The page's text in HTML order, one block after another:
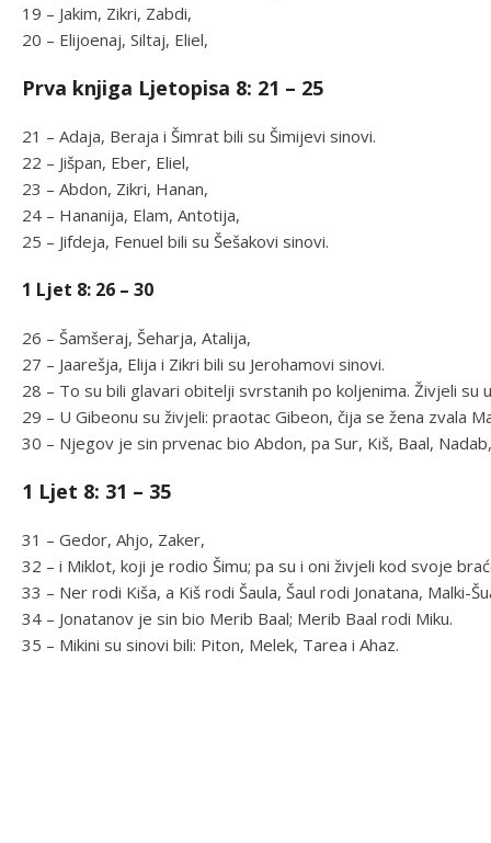
19 – Jakim, Zikri, Zabdi,
20 – Elijoenaj, Siltaj, Eliel,
Prva knjiga Ljetopisa 8: 21 – 25
21 – Adaja, Beraja i Šimrat bili su Šimijevi sinovi.
22 – Jišpan, Eber, Eliel,
23 – Abdon, Zikri, Hanan,
24 – Hananija, Elam, Antotija,
25 – Jifdeja, Fenuel bili su Šešakovi sinovi.
1 Ljet 8: 26 – 30
26 – Šamšeraj, Šeharja, Atalija,
27 – Jaarešja, Elija i Zikri bili su Jerohamovi sinovi.
28 – To su bili glavari obitelji svrstanih po koljenima. Živjeli su
29 – U Gibeonu su živjeli: praotac Gibeon, čija se žena zvala
30 – Njegov je sin prvenac bio Abdon, pa Sur, Kiš, Baal, Nadab,
1 Ljet 8: 31 – 35
31 – Gedor, Ahjo, Zaker,
32 – i Miklot, koji je rodio Šimu; pa su i oni živjeli kod svoje
33 – Ner rodi Kiša, a Kiš rodi Šaula, Šaul rodi Jonatana, Malki-
34 – Jonatanov je sin bio Merib Baal; Merib Baal rodi Miku.
35 – Mikini su sinovi bili: Piton, Melek, Tarea i Ahaz.